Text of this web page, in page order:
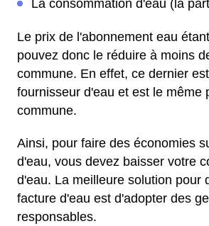
La consommation d'eau (la
Le prix de l'abonnement eau
pouvez donc le réduire à moins
commune. En effet, ce dernier
fournisseur d'eau et est le même
commune.
Ainsi, pour faire des économies
d'eau, vous devez baisser votre
d'eau. La meilleure solution pour
facture d'eau est d'adopter des
responsables.